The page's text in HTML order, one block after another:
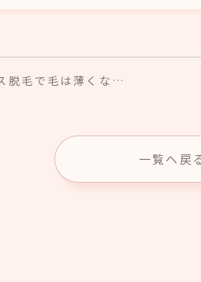
脱毛で毛は薄くな…
一覧へ戻